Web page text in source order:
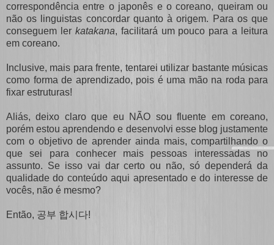
correspondência entre o japonês e o coreano, queiram ou
não os linguistas concordar quanto à origem. Para os que
conseguem ler katakana, facilitará um pouco para a leitura
em coreano.
Inclusive, mais para frente, tentarei utilizar bastante músicas
como forma de aprendizado, pois é uma mão na roda para
fixar estruturas!
Aliás, deixo claro que eu NÃO sou fluente em coreano,
porém estou aprendendo e desenvolvi esse blog justamente
com o objetivo de aprender ainda mais, compartilhando o
que sei para conhecer mais pessoas interessadas no
assunto. Se isso vai dar certo ou não, só dependerá da
qualidade do conteúdo aqui apresentado e do interesse de
vocês, não é mesmo?
Então, 공부 합시다!